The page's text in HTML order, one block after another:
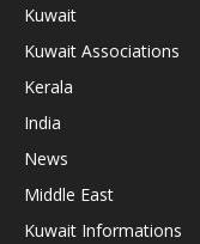
Kuwait
Kuwait Associations
Kerala
India
News
Middle East
Kuwait Informations